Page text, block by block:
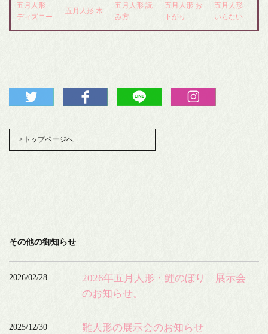
五月人形
ディズニー
五月人形 木
五月人形 読
み方
五月人形 お
下がり
五月人形
いらない
>トップページへ
その他の御知らせ
2026/02/28
2026年五月人形・鯉のぼり 展示会
のお知らせ。
2025/12/30 雛人形の展示会のお知らせ